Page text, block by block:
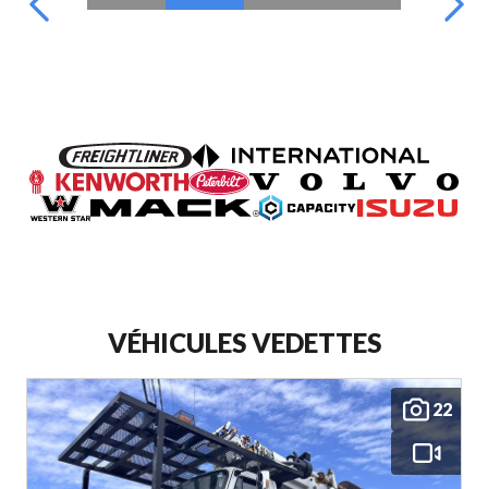
VÉHICULES VEDETTES
22